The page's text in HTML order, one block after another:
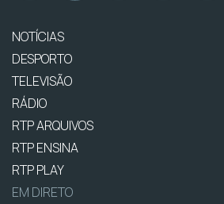
NOTÍCIAS
DESPORTO
TELEVISÃO
RÁDIO
RTP ARQUIVOS
RTP ENSINA
RTP PLAY
EM DIRETO